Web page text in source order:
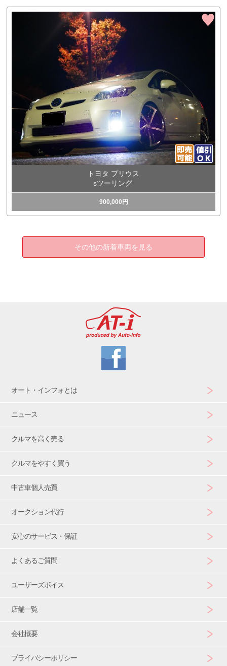
トヨタ プリウス
sツーリング
900,000円
その他の新着車両を見る
オート・インフォとは
ニュース
クルマを高く売る
クルマをやすく買う
中古車個人売買
オークション代行
安心のサービス・保証
よくあるご質問
ユーザーズボイス
店舗一覧
会社概要
プライバシーポリシー